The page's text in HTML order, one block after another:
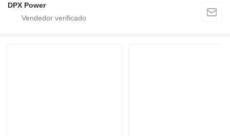
DPX Power